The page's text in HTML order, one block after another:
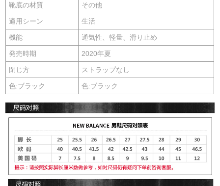
靴底の材質 その他
適用シーン 生活
機能 通気性、軽量、滑り止め
発売時期 2020年夏
閉じ方 ストラップなし
色:ブラック 色:ブラック